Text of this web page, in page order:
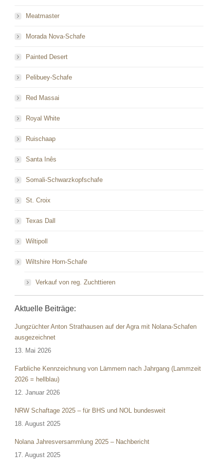
Meatmaster
Morada Nova-Schafe
Painted Desert
Pelibuey-Schafe
Red Massai
Royal White
Ruischaap
Santa Inês
Somali-Schwarzkopfschafe
St. Croix
Texas Dall
Wiltipoll
Wiltshire Horn-Schafe
Verkauf von reg. Zuchttieren
Aktuelle Beiträge:
Jungzüchter Anton Strathausen auf der Agra mit Nolana-Schafen
ausgezeichnet
13. Mai 2026
Farbliche Kennzeichnung von Lämmern nach Jahrgang (Lammzeit
2026 = hellblau)
12. Januar 2026
NRW Schaftage 2025 – für BHS und NOL bundesweit
18. August 2025
Nolana Jahresversammlung 2025 – Nachbericht
17. August 2025